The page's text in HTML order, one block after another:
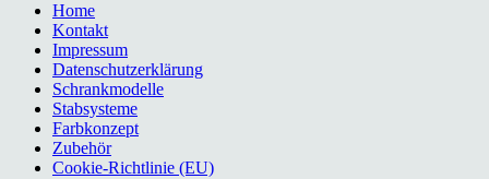
Home
Kontakt
Impressum
Datenschutzerklärung
Schrankmodelle
Stabsysteme
Farbkonzept
Zubehör
Cookie-Richtlinie (EU)